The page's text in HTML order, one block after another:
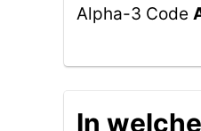
Alpha-3 Code
In